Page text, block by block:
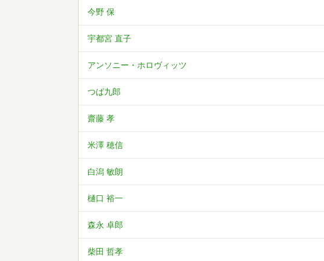
今野 保
宇都宮 直子
アンソニー・ホロヴィッツ
つば九郎
齋藤 孝
米澤 穂信
白潟 敏朗
樋口 裕一
森永 卓郎
柴田 哲孝